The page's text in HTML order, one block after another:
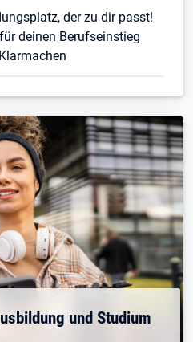
der zu dir passt!
deinen Berufseinstieg
und Studium